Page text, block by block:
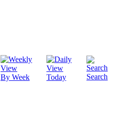
By Week Today Search